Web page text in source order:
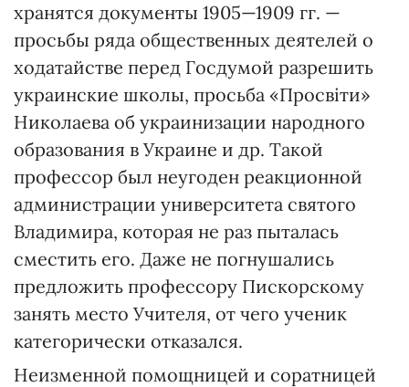
хранятся документы 1905—1909 гг. —
просьбы ряда общественных деятелей о
ходатайстве перед Госдумой разрешить
украинские школы, просьба «Просвіти»
Николаева об украинизации народного
образования в Украине и др. Такой
профессор был неугоден реакционной
администрации университета святого
Владимира, которая не раз пыталась
сместить его. Даже не погнушались
предложить профессору Пискорскому
занять место Учителя, от чего ученик
категорически отказался.
Неизменной помощницей и соратницей